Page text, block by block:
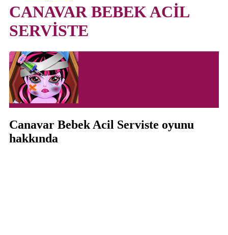
CANAVAR BEBEK ACİL
SERVİSTE
Canavar Bebek Acil Serviste oyunu
hakkında